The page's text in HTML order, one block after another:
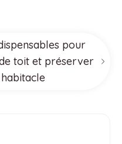
pour
toit et préserver